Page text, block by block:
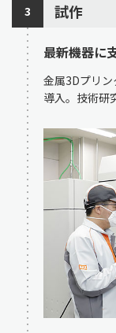
3 試作
最新機器に
金属3Dプリ
導入。技術研